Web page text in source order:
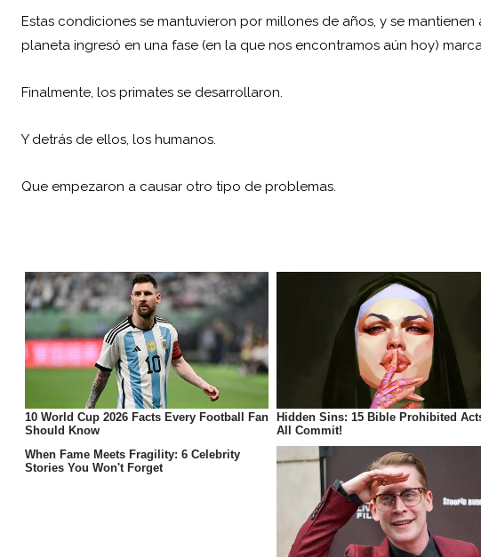
Estas condiciones se mantuvieron por millones de años, y se
planeta ingresó en una fase (en la que nos encontramos aún hoy)
Finalmente, los primates se desarrollaron.
Y detrás de ellos, los humanos.
Que empezaron a causar otro tipo de problemas.